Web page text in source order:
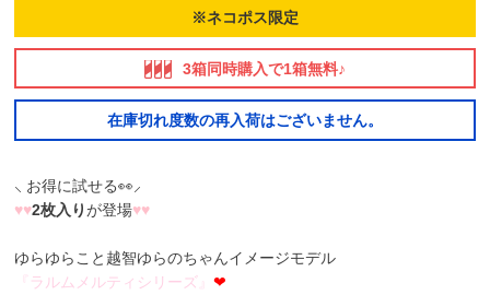
※ネコポス限定
3箱同時購入で1箱無料♪
在庫切れ度数の再入荷はございません。
⸜ お得に試せる👀⸝
♥♥2枚入りが登場♥♥
ゆらゆらこと越智ゆらのちゃんイメージモデル
ラ ルム メ ルテ ィ シ リ ー ズ
❤